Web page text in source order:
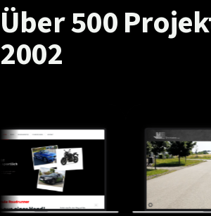
Über500
2002